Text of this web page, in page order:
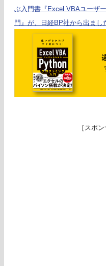
ぶ入門書『Excel VBAユーザ
門』が、日経BP社から出まし
［スポ